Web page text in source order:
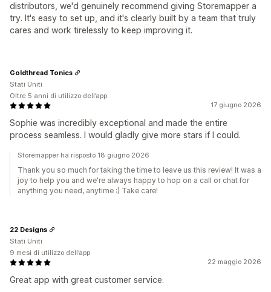
distributors, we'd genuinely recommend giving Storemapper a
try. It's easy to set up, and it's clearly built by a team that truly
cares and work tirelessly to keep improving it.
17 giugno 2026
Sophie was incredibly exceptional and made the entire
process seamless. I would gladly give more stars if I could.
Goldthread Tonics
Stati Uniti
Oltre 5 anni di utilizzo dell’app
Storemapper ha risposto 18 giugno 2026
Thank you so much for taking the time to leave us this review! It was a
joy to help you and we're always happy to hop on a call or chat for
anything you need, anytime :) Take care!
22 maggio 2026
Great app with great customer service.
22 Designs
Stati Uniti
9 mesi di utilizzo dell’app